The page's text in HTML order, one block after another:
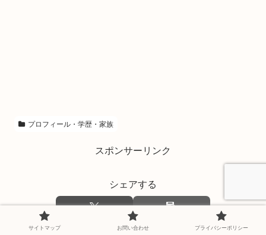
プロフィール・学歴・家族
スポンサーリンク
シェアする
サイトマップ お問い合わせ プライバシーポリシー